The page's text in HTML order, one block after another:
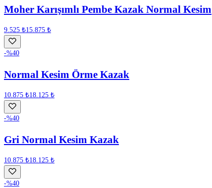
Moher Karışımlı Pembe Kazak Normal Kesim
9.525 ₺15.875 ₺
-%40
Normal Kesim Örme Kazak
10.875 ₺18.125 ₺
-%40
Gri Normal Kesim Kazak
10.875 ₺18.125 ₺
-%40